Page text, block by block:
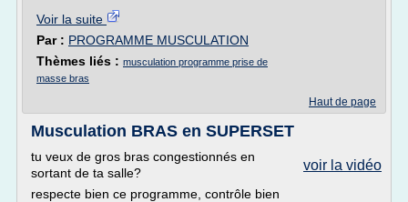
Voir la suite
Par : PROGRAMME MUSCULATION
Thèmes liés : musculation programme prise de
masse bras
Haut de page
Musculation BRAS en SUPERSET
voir la vidéo
tu veux de gros bras congestionnés en
sortant de ta salle?
respecte bien ce programme, contrôle bien